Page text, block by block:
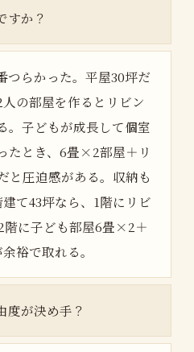
すか？
つらかった。平屋30坪だ
の部屋を作るとリビン
。子どもが成長して個室
たとき、6畳×2部屋＋リ
と圧迫感がある。収納も
て43坪なら、1階にリビ
階に子ども部屋6畳×2＋
裕で取れる。
度が決め手？